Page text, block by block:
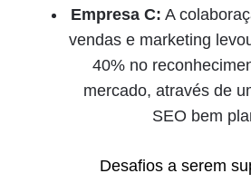
Empresa C: A
vendas e marketing
40% no
mercado, através de
SEO bem
Desafios a serem